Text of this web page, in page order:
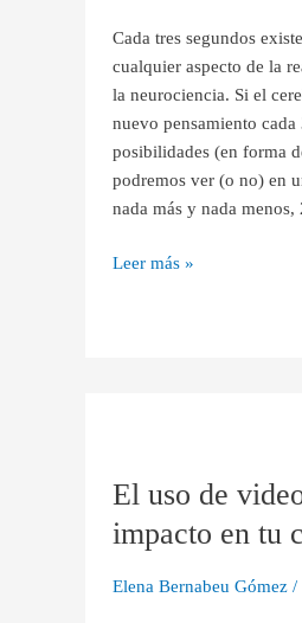
Cada tres segundos
cualquier aspecto de la
la neurociencia. Si el
nuevo pensamiento
posibilidades (en forma
podremos ver (o no) en
nada más y nada menos,
millones
de
posibilidades
💫
Leer más »
El uso de
impacto en tu
Elena Bernabeu Gómez /
de
y